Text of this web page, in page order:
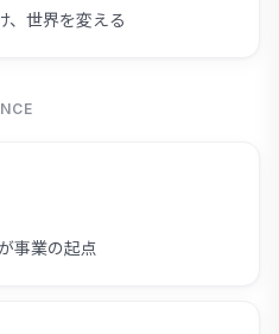
、世界を変える
事業の起点